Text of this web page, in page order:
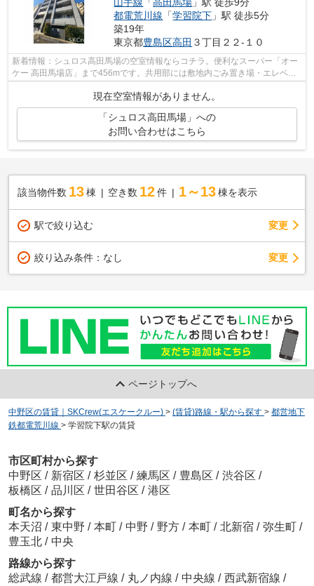
山手線 「高田馬場 」駅 徒歩9分
都電荒川線 「学習院下 」駅 徒歩5分
築19年
東京都豊島区高田 ３丁目２２-１０
新着情報：シュロス高田馬場の空室情報ならコチラ。便利なスーパー「オー
ケー 高田馬場店」まで456mです。共用部には敷地内ごみ置き場・エレベー
現在空室情報がありません。
「シュロス高田馬場」への
お問い合わせはこちら
該当物件数 13棟 空き数 12 件 1～13 棟を表示
駅で絞り込む 変更
絞り込み条件： なし 変更
ページトップへ
中野区の賃貸｜SKCrew(エスケークルー) > (賃貸)路線・駅から探す > 都営地下
鉄都電荒川線 > 学習院下駅の賃貸
市区町村から探す
中野区 / 新宿区 / 杉並区 / 練馬区 / 豊島区 / 渋谷区 /
板橋区 / 品川区 / 世田谷区 / 港区
町名から探す
本天沼 / 東中野 / 本町 / 中野 / 野方 / 本町 / 北新宿 / 弥生町 /
豊玉北 / 中央
路線から探す
総武線 / 都営大江戸線 / 丸ノ内線 / 中央線 / 西武新宿線 /